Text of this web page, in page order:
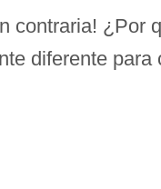
contraria! ¿Por
diferente para